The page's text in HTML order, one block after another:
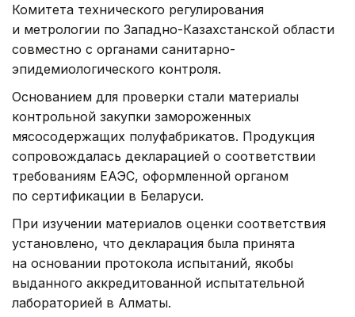
Комитета технического регулирования
и метрологии по Западно-Казахстанской области
совместно с органами санитарно-
эпидемиологического контроля.
Основанием для проверки стали материалы
контрольной закупки замороженных
мясосодержащих полуфабрикатов. Продукция
сопровождалась декларацией о соответствии
требованиям ЕАЭС, оформленной органом
по сертификации в Беларуси.
При изучении материалов оценки соответствия
установлено, что декларация была принята
на основании протокола испытаний, якобы
выданного аккредитованной испытательной
лабораторией в Алматы.